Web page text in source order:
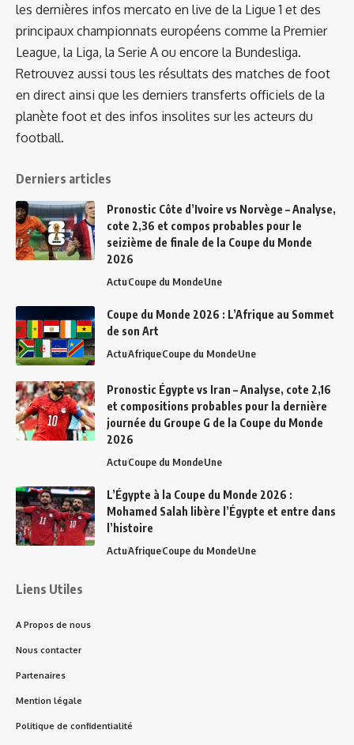
les dernières infos mercato en live de la Ligue 1 et des
principaux championnats européens comme la Premier
League, la Liga, la Serie A ou encore la Bundesliga.
Retrouvez aussi tous les résultats des matches de foot
en direct ainsi que les derniers transferts officiels de la
planète foot et des infos insolites sur les acteurs du
football.
Derniers articles
Pronostic Côte d’Ivoire vs Norvège – Analyse,
cote 2,36 et compos probables pour le
seizième de finale de la Coupe du Monde
2026
ActuCoupe du MondeUne
Coupe du Monde 2026 : L’Afrique au Sommet
de son Art
ActuAfriqueCoupe du MondeUne
Pronostic Égypte vs Iran – Analyse, cote 2,16
et compositions probables pour la dernière
journée du Groupe G de la Coupe du Monde
2026
ActuCoupe du MondeUne
L’Égypte à la Coupe du Monde 2026 :
Mohamed Salah libère l’Égypte et entre dans
l’histoire
ActuAfriqueCoupe du MondeUne
Liens Utiles
A Propos de nous
Nous contacter
Partenaires
Mention légale
Politique de confidentialité